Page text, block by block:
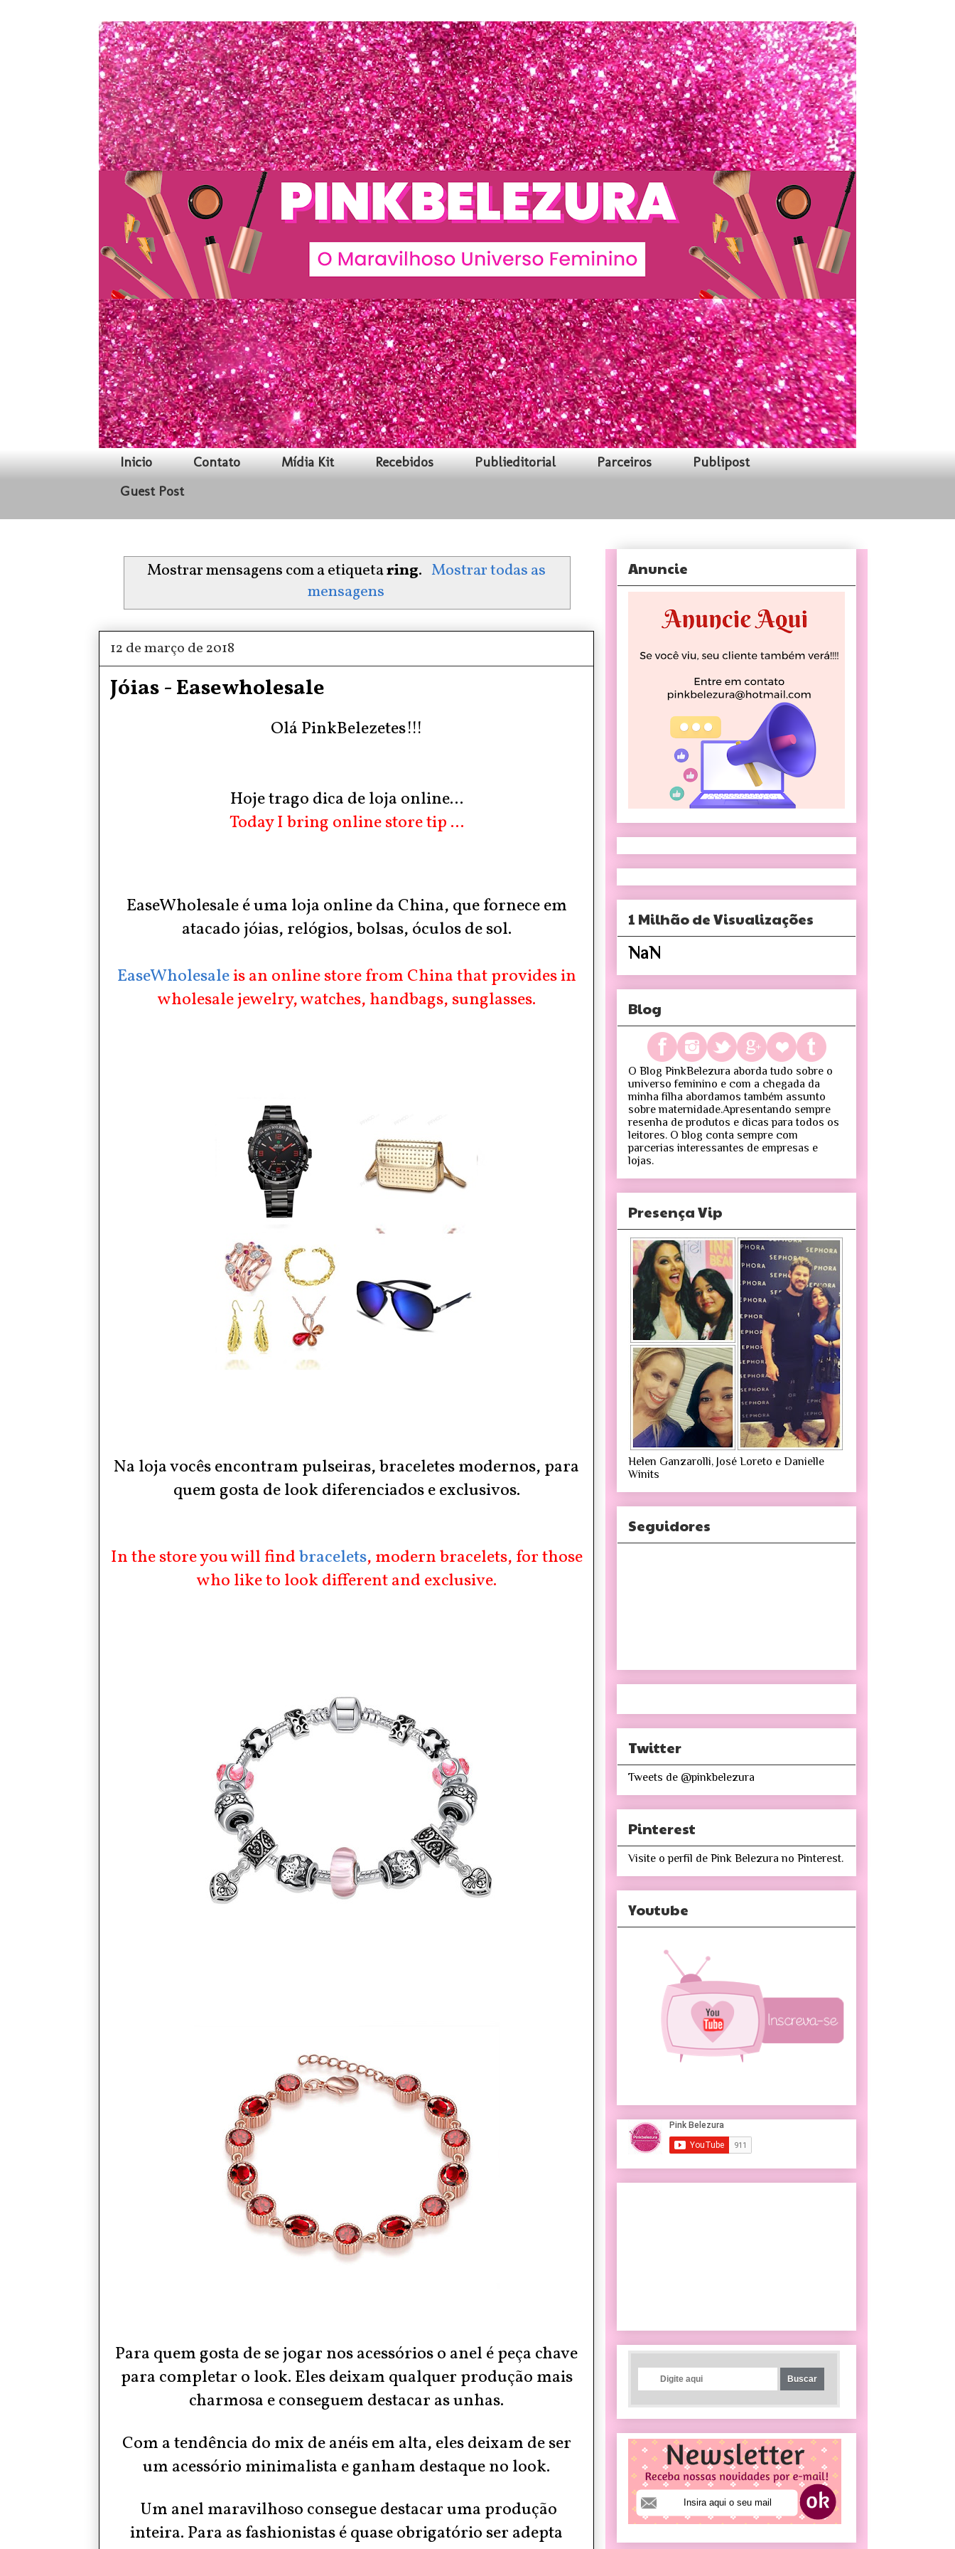
Inicio Contato Mídia Kit Recebidos Publieditorial Parceiros
Publipost
Guest Post
Mostrar mensagens com a etiquetaring. Mostrar todas as
mensagens
12 de março de 2018
Jóias - Easewholesale
Olá PinkBelezetes!!!
Hoje trago dica de loja online...
Today I bring online store tip ...
EaseWholesale é uma loja online da China, que fornece em
atacado jóias, relógios, bolsas, óculos de sol.
EaseWholesaleis an online store from China that provides in
wholesale jewelry, watches, handbags, sunglasses.
Na loja vocês encontram pulseiras, braceletes modernos, para
quem gosta de look diferenciados e exclusivos.
In the store you will findbracelets, modern bracelets, for those
who like to look different and exclusive.
Para quem gosta de se jogar nos acessórios o anel é peça chave
para completar o look. Eles deixam qualquer produção mais
charmosa e conseguem destacar as unhas.
Com a tendência do mix de anéis em alta, eles deixam de ser
um acessório minimalista e ganham destaque no look.
Um anel maravilhoso consegue destacar uma produção
inteira. Para as fashionistas é quase obrigatório ser adepta
Anuncie
1 Milhão de Visualizações
NaN
Blog
O Blog PinkBelezura aborda tudo sobre o
universo feminino e com a chegada da
minha filha abordamos também assunto
sobre maternidade.Apresentando sempre
resenha de produtos e dicas para todos os
leitores. O blog conta sempre com
parcerias interessantes de empresas e
lojas.
Presença Vip
Helen Ganzarolli, José Loreto e Danielle
Winits
Seguidores
Twitter
Tweets de @pinkbelezura
Pinterest
Visite o perfil de Pink Belezura no Pinterest.
Youtube